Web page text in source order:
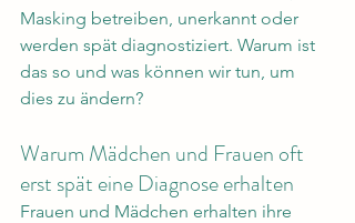
Masking betreiben, unerkannt oder
werden spät diagnostiziert. Warum ist
das so und was können wir tun, um
dies zu ändern?
Warum Mädchen und Frauen oft
erst spät eine Diagnose erhalten
Frauen und Mädchen erhalten ihre